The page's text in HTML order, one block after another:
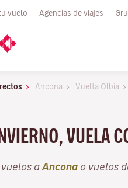
vuelo Agencias de viajes
Ancona Vuelta Olbia
VUELA
a Ancona o vuelos